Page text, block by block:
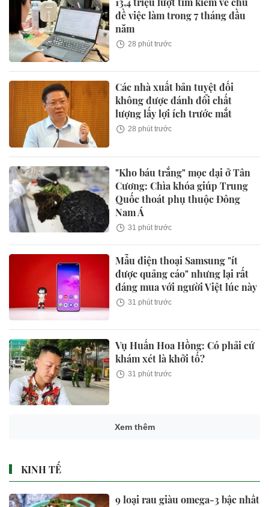
đề việc làm trong 7 tháng đầu
năm
28 phút trước
Các nhà xuất bản tuyệt đối
không được đánh đổi chất
lượng lấy lợi ích trước mắt
28 phút trước
"Kho báu trắng" mọc dại ở Tân
Cương: Chìa khóa giúp Trung
Quốc thoát phụ thuộc Đông
Nam Á
31 phút trước
Mẫu điện thoại Samsung "ít
được quảng cáo" nhưng lại rất
đáng mua với người Việt lúc này
31 phút trước
Vụ Huấn Hoa Hồng: Có phải cứ
khám xét là khởi tố?
31 phút trước
Xem thêm
KINH TẾ
9 loại rau giàu omega-3 bậc nhất